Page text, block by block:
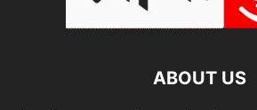
ABOUT US